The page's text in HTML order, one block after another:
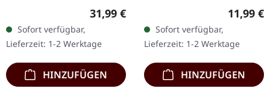
marmoriertes Vinyl 12" im
Gatefold Cover. Limitiert
auf 300 Exemplare. In…
Regulärer Preis:
31,99 €
Sofort verfügbar,
Lieferzeit: 1-2 Werktage
HINZUFÜGEN
alternativem Artwork.
Immortal liefern mit
„Damned in Black" ein…
11,99 €
Sofort verfügbar,
Lieferzeit: 1-2 Werktage
HINZUFÜGEN